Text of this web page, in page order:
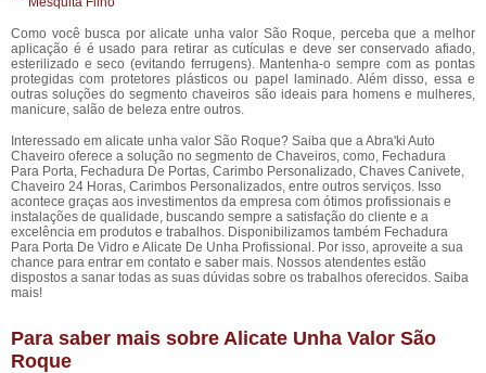
Como você busca por alicate unha valor São Roque, perceba que a melhor
aplicação é é usado para retirar as cutículas e deve ser conservado afiado,
esterilizado e seco (evitando ferrugens). Mantenha-o sempre com as pontas
protegidas com protetores plásticos ou papel laminado. Além disso, essa e
outras soluções do segmento chaveiros são ideais para homens e mulheres,
manicure, salão de beleza entre outros.
Interessado em alicate unha valor São Roque? Saiba que a Abra'ki Auto
Chaveiro oferece a solução no segmento de Chaveiros, como, Fechadura
Para Porta, Fechadura De Portas, Carimbo Personalizado, Chaves Canivete,
Chaveiro 24 Horas, Carimbos Personalizados, entre outros serviços. Isso
acontece graças aos investimentos da empresa com ótimos profissionais e
instalações de qualidade, buscando sempre a satisfação do cliente e a
excelência em produtos e trabalhos. Disponibilizamos também Fechadura
Para Porta De Vidro e Alicate De Unha Profissional. Por isso, aproveite a sua
chance para entrar em contato e saber mais. Nossos atendentes estão
dispostos a sanar todas as suas dúvidas sobre os trabalhos oferecidos. Saiba
mais!
Para saber mais sobre Alicate Unha Valor São
Roque